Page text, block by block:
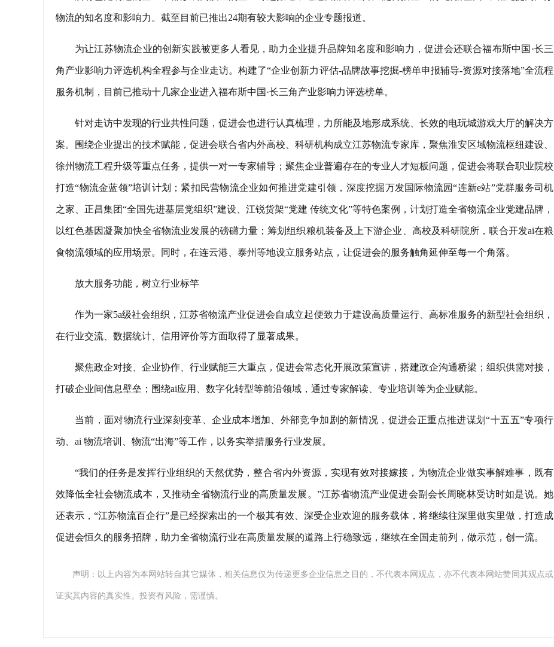
物流的知名度和影响力。截至目前已推出24期有较大影响的企业专题报道。
为让江苏物流企业的创新实践被更多人看见，助力企业提升品牌知名度和影响力，促进会还联合福布斯中国·长三
角产业影响力评选机构全程参与企业走访。构建了“企业创新力评估-品牌故事挖掘-榜单申报辅导-资源对接落地”全流程
服务机制，目前已推动十几家企业进入福布斯中国·长三角产业影响力评选榜单。
针对走访中发现的行业共性问题，促进会也进行认真梳理，力所能及地形成系统、长效的电玩城游戏大厅的解决方
案。围绕企业提出的技术赋能，促进会联合省内外高校、科研机构成立江苏物流专家库，聚焦淮安区域物流枢纽建设、
徐州物流工程升级等重点任务，提供一对一专家辅导；聚焦企业普遍存在的专业人才短板问题，促进会将联合职业院校
打造“物流金蓝领”培训计划；紧扣民营物流企业如何推进党建引领，深度挖掘万发国际物流园“连新e站”党群服务司机
之家、正昌集团“全国先进基层党组织”建设、江锐货架“党建 传统文化”等特色案例，计划打造全省物流企业党建品牌，
以红色基因凝聚加快全省物流业发展的磅礴力量；筹划组织粮机装备及上下游企业、高校及科研院所，联合开发ai在粮
食物流领域的应用场景。同时，在连云港、泰州等地设立服务站点，让促进会的服务触角延伸至每一个角落。
放大服务功能，树立行业标竿
作为一家5a级社会组织，江苏省物流产业促进会自成立起便致力于建设高质量运行、高标准服务的新型社会组织，
在行业交流、数据统计、信用评价等方面取得了显著成果。
聚焦政企对接、企业协作、行业赋能三大重点，促进会常态化开展政策宣讲，搭建政企沟通桥梁；组织供需对接，
打破企业间信息壁垒；围绕ai应用、数字化转型等前沿领域，通过专家解读、专业培训等为企业赋能。
当前，面对物流行业深刻变革、企业成本增加、外部竞争加剧的新情况，促进会正重点推进谋划“十五五”专项行
动、ai 物流培训、物流“出海”等工作，以务实举措服务行业发展。
“我们的任务是发挥行业组织的天然优势，整合省内外资源，实现有效对接嫁接，为物流企业做实事解难事，既有
效降低全社会物流成本，又推动全省物流行业的高质量发展。”江苏省物流产业促进会副会长周晓林受访时如是说。她
还表示，“江苏物流百企行”是已经探索出的一个极其有效、深受企业欢迎的服务载体，将继续往深里做实里做，打造成
促进会恒久的服务招牌，助力全省物流行业在高质量发展的道路上行稳致远，继续在全国走前列，做示范，创一流。
声明：以上内容为本网站转自其它媒体，相关信息仅为传递更多企业信息之目的，不代表本网观点，亦不代表本网站赞同其观点或
证实其内容的真实性。投资有风险，需谨慎。